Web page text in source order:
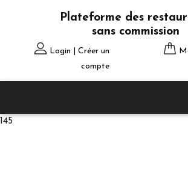
Plateforme des
sans commission
Login | Créer un
compte
145